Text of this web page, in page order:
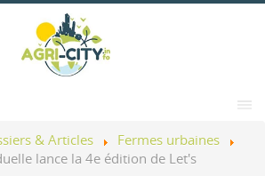
& Articles
Fermes urbaines
lance la 4e édition de Let's